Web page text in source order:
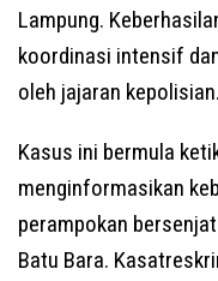
Lampung.
koordinasi intensif
oleh jajaran kepolisian.
Kasus ini bermula
menginformasikan
perampokan
Batu Bara.